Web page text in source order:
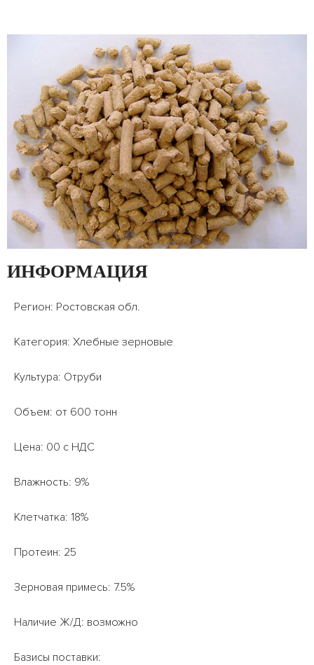
ИНФОРМАЦИЯ
Регион: Ростовская обл.
Категория: Хлебные зерновые
Культура: Отруби
Объем: от 600 тонн
Цена: 00 с НДС
Влажность: 9%
Клетчатка: 18%
Протеин: 25
Зерновая примесь: 7.5%
Наличие Ж/Д: возможно
Базисы поставки: